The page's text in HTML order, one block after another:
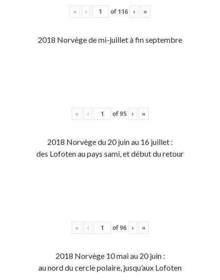
« ‹ of 116 › »
2018 Norvège de mi-juillet à fin septembre
« ‹ of95 › »
2018 Norvège du 20 juin au 16 juillet :
des Lofoten au pays sami, et début du retour
« ‹ of96 › »
2018 Norvège 10 mai au 20 juin :
au nord du cercle polaire, jusqu’aux Lofoten